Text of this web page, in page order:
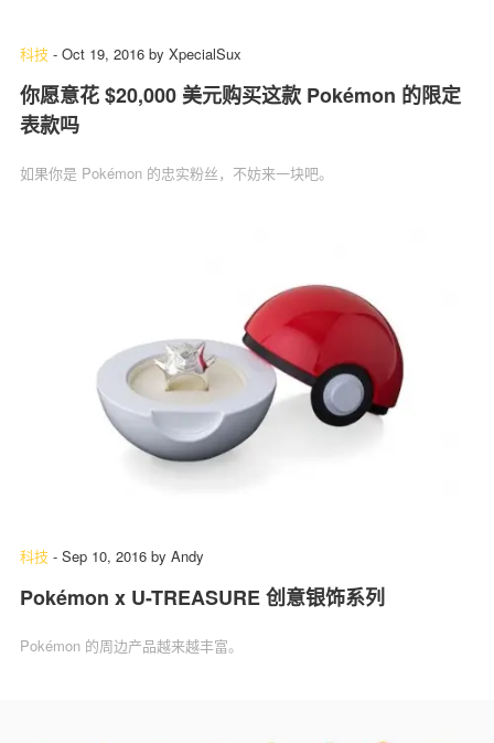
科技 - Oct 19, 2016 by XpecialSux
你愿意花 $20,000 美元购买这款 Pokémon 的限定
表款吗
如果你是 Pokémon 的忠实粉丝，不妨来一块吧。
科技 - Sep 10, 2016 by Andy
Pokémon x U-TREASURE 创意银饰系列
Pokémon 的周边产品越来越丰富。